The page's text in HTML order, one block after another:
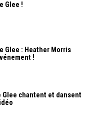
Glee !
Glee : Heather Morris
!
Glee chantent et dansent